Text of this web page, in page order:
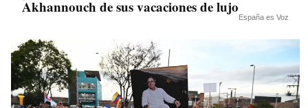
Akhannouch de sus vacaciones de lujo
España es Voz